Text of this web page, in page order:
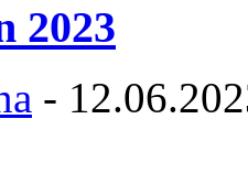
2023
-